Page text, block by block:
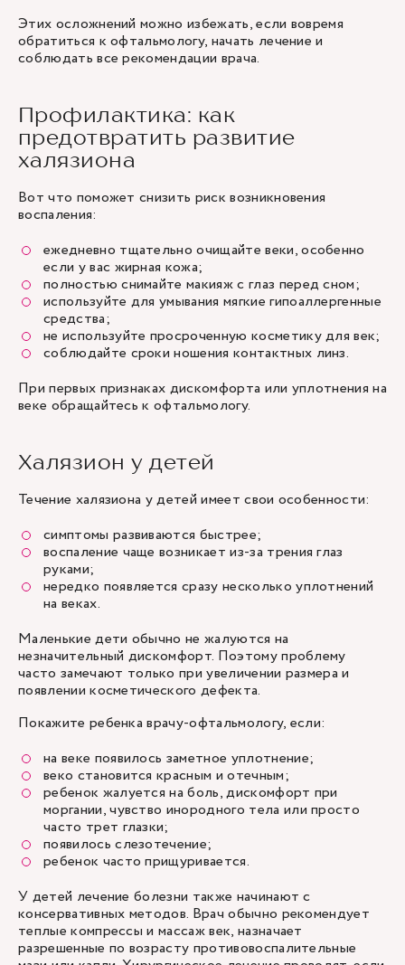
Этих осложнений можно избежать, если вовремя
обратиться к офтальмологу, начать лечение и
соблюдать все рекомендации врача.
Профилактика: как
предотвратить развитие
халязиона
Вот что поможет снизить риск возникновения
воспаления:
ежедневно тщательно очищайте веки, особенно
если у вас жирная кожа;
полностью снимайте макияж с глаз перед сном;
используйте для умывания мягкие гипоаллергенные
средства;
не используйте просроченную косметику для век;
соблюдайте сроки ношения контактных линз.
При первых признаках дискомфорта или уплотнения на
веке обращайтесь к офтальмологу.
Халязион у детей
Течение халязиона у детей имеет свои особенности:
симптомы развиваются быстрее;
воспаление чаще возникает из-за трения глаз
руками;
нередко появляется сразу несколько уплотнений
на веках.
Маленькие дети обычно не жалуются на
незначительный дискомфорт. Поэтому проблему
часто замечают только при увеличении размера и
появлении косметического дефекта.
Покажите ребенка врачу-офтальмологу, если:
на веке появилось заметное уплотнение;
веко становится красным и отечным;
ребенок жалуется на боль, дискомфорт при
моргании, чувство инородного тела или просто
часто трет глазки;
появилось слезотечение;
ребенок часто прищуривается.
У детей лечение болезни также начинают с
консервативных методов. Врач обычно рекомендует
теплые компрессы и массаж век, назначает
разрешенные по возрасту противовоспалительные